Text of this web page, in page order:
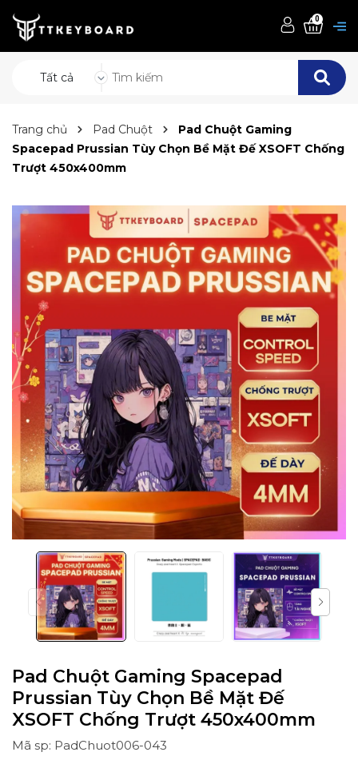
Tất cả
0
Trang chủ Pad Chuột
Pad Chuột Gaming
Spacepad Prussian Tùy Chọn Bề Mặt Đế XSOFT Chống
Trượt 450x400mm
Pad Chuột Gaming Spacepad
Prussian Tùy Chọn Bề Mặt Đế
XSOFT Chống Trượt 450x400mm
Mã sp: PadChuot006-043